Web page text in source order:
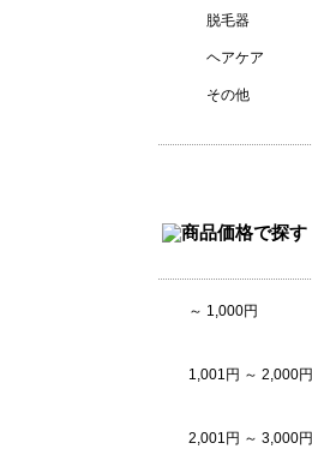
脱毛器
ヘアケア
その他
～ 1,000円
1,001円 ～ 2,000円
2,001円 ～ 3,000円